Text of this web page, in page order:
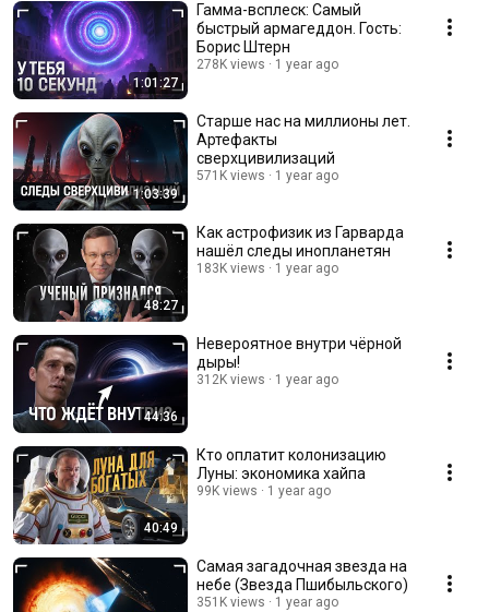
1:01:27
Гамма-всплеск: Самый
быстрый армагеддон. Гость:
Борис Штерн
278K views 1 year ago
1:03:39
Старше нас на миллионы лет.
Артефакты
сверхцивилизаций
571K views 1 year ago
48:27
Как астрофизик из Гарварда
нашёл следы инопланетян
183K views 1 year ago
44:36
Невероятное внутри чёрной
дыры!
312K views 1 year ago
40:49
Кто оплатит колонизацию
Луны: экономика хайпа
99K views 1 year ago
Самая загадочная звезда на
небе (Звезда Пшибыльского)
351K views 1 year ago